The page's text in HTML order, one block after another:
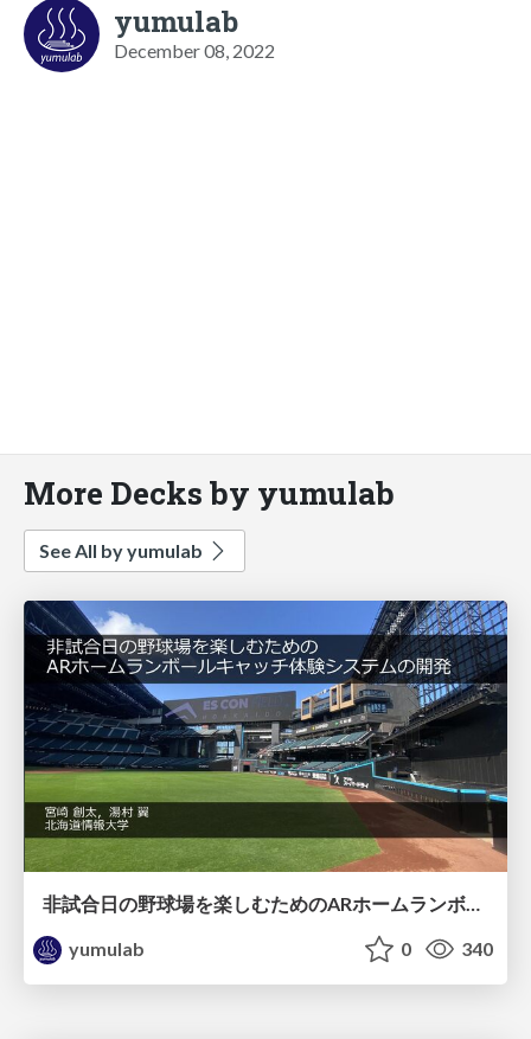
yumulab
December 08, 2022
More Decks by yumulab
See All by yumulab
非試合日の野球場を楽しむためのARホームランボールキャッチ体験システムの開発 / EC79-miyazaki
yumulab
0 340